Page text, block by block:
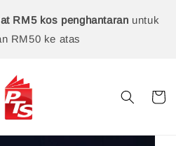
RM5 kos penghantaran untuk
RM50 ke atas